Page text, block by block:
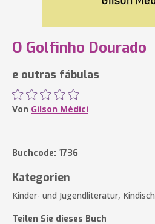
O Golfinho Dourado
e outras fábulas
Von Gilson Médici
Buchcode: 1736
Kategorien
Kinder- und Jugendliteratur, Kindisch
Teilen Sie dieses Buch